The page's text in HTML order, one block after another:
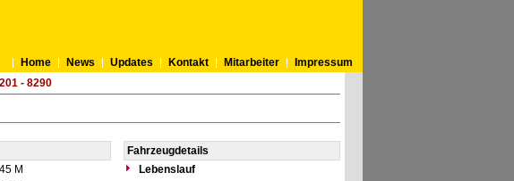
Home News Updates Kontakt Mitarbeiter
Impressum
- 8290
Fahrzeugdetails
45 M
Lebenslauf